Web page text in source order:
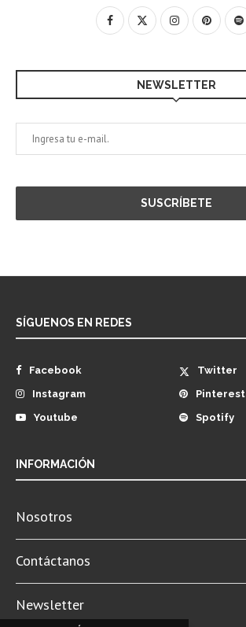
NEWSLETTER
SÍGUENOS EN REDES
Facebook
Twitter
Instagram
Pinterest
Youtube
Spotify
INFORMACIÓN
Nosotros
Contáctanos
Newsletter